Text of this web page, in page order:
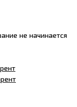
не начинается